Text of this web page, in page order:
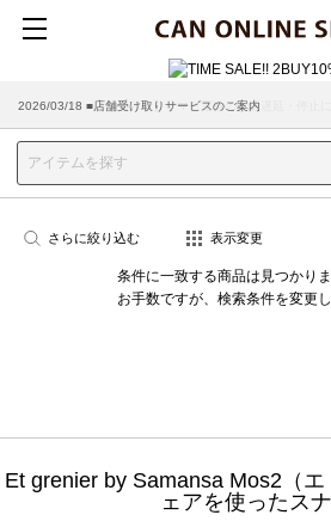
2026/07/29 ■【お知らせ】ヤマト運輸の配送遅延・停止に
2026/03/18 ■店舗受け取りサービスのご案内
さらに絞り込む 表示変更
条件に一致する商品は見つかりま
お手数ですが、検索条件を変更し
Et grenier by Samansa Mos2（
ェアを使ったス